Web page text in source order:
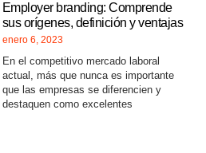
Employer branding: Comprende
sus orígenes, definición y ventajas
enero 6, 2023
En el competitivo mercado laboral
actual, más que nunca es importante
que las empresas se diferencien y
destaquen como excelentes